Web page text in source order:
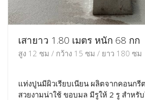
เสายาว 1.80 เมตร หนัก 68 กก
สูง 12 ซม / กว้าง 15 ซม / ยาว 180 ซม
แท่งปูนมีผิวเรียบเนียน ผลิตจากคอนก
สวยงามน่าใช้ ขอบมล มีรูให้ 2 รู สำห